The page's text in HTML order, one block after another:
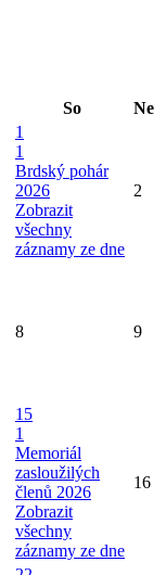
So Ne
1
1
Brdský pohár
2026
Zobrazit
všechny
záznamy ze dne
2
8 9
15
1
Memoriál
zasloužilých
členů 2026
Zobrazit
všechny
záznamy ze dne
16